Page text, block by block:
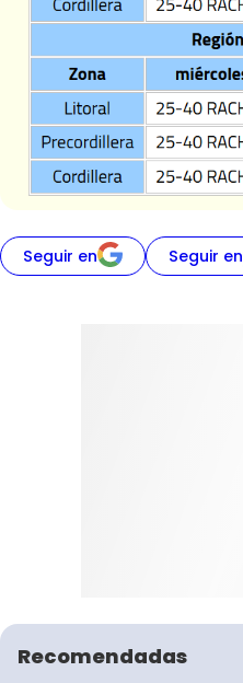
Seguir en Seguir en
Recomendadas